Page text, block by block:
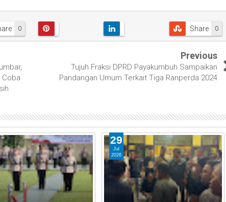
0 0
Share
Coba
Previous
Tujuh Fraksi DPRD Payakumbuh Sampaikan
Pandangan Umum Terkait Tiga Ranperda 2024
29
Jul
2026